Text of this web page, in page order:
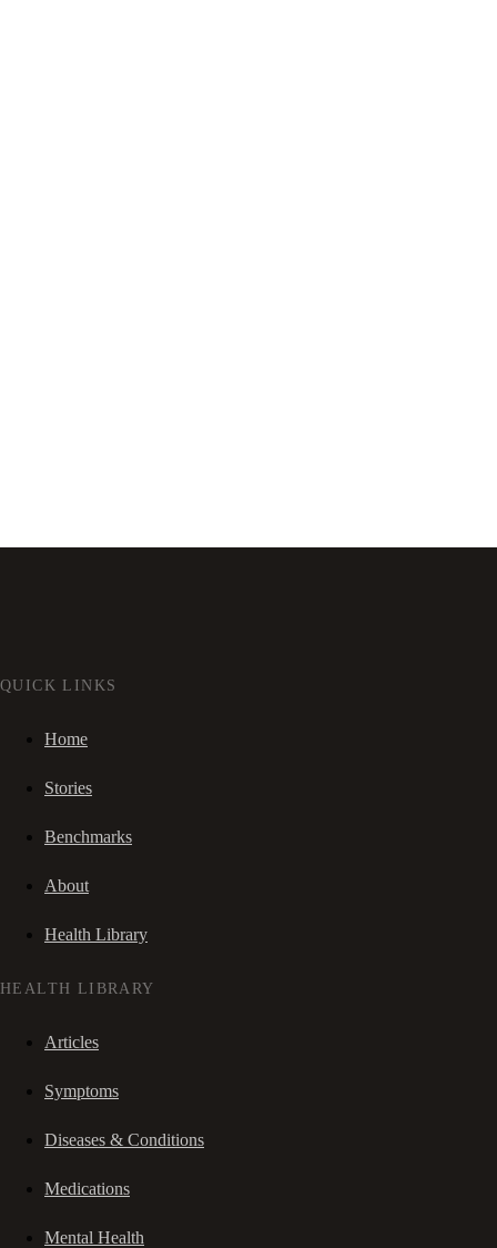
QUICK LINKS
Home
Stories
Benchmarks
About
Health Library
HEALTH LIBRARY
Articles
Symptoms
Diseases & Conditions
Medications
Mental Health